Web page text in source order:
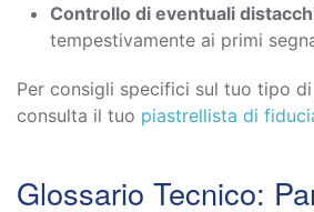
Controllo di eventuali
tempestivamente ai primi
Per consigli specifici sul tuo tipo
consulta il tuo piastrellista di
Glossario Tecnico: